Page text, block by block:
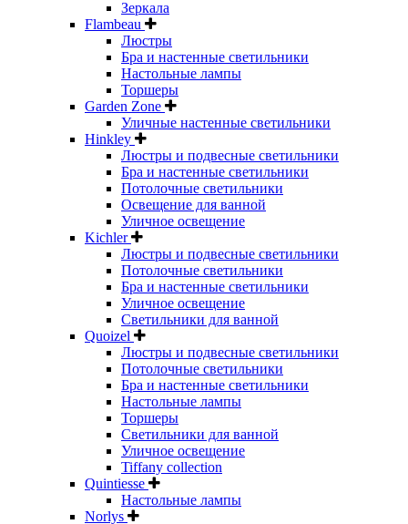
Зеркала
Flambeau
Люстры
Бра и настенные светильники
Настольные лампы
Торшеры
Garden Zone
Уличные настенные светильники
Hinkley
Люстры и подвесные светильники
Бра и настенные светильники
Потолочные светильники
Освещение для ванной
Уличное освещение
Kichler
Люстры и подвесные светильники
Потолочные светильники
Бра и настенные светильники
Уличное освещение
Светильники для ванной
Quoizel
Люстры и подвесные светильники
Потолочные светильники
Бра и настенные светильники
Настольные лампы
Торшеры
Светильники для ванной
Уличное освещение
Tiffany collection
Quintiesse
Настольные лампы
Norlys